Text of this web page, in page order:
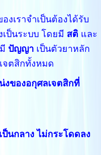
งเราจำเป็นต้องได้รับ
ป็นระบบ โดยมี สติและ
ปัญญาเป็นตัวยาหลัก
จตสิกทั้งหมด
ของอกุศลเจตสิกที่
นกลาง ไม่กระโดดลง